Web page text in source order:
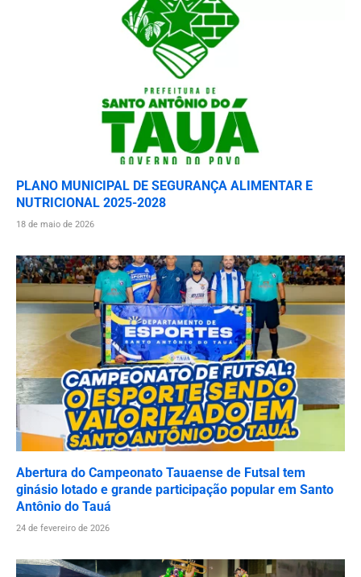
PLANO MUNICIPAL DE SEGURANÇA ALIMENTAR E
NUTRICIONAL 2025-2028
18 de maio de 2026
Abertura do Campeonato Tauaense de Futsal tem
ginásio lotado e grande participação popular em Santo
Antônio do Tauá
24 de fevereiro de 2026